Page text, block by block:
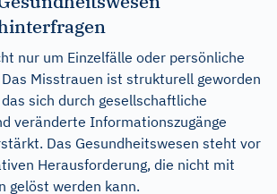
nur um Einzelfälle oder persönliche
Misstrauen ist strukturell geworden
sich durch gesellschaftliche
veränderte Informationszugänge
Das Gesundheitswesen steht vor
Herausforderung, die nicht mit
gelöst werden kann.